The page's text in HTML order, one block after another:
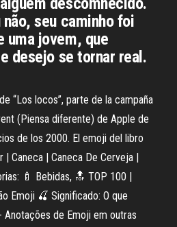
seu caminho foi
uma jovem, que
desejo se tornar real.
“Los locos”, parte de la campaña
(Piensa diferente) de Apple de
de los 2000. El emoji del libro
Caneca | Caneca De Cerveja |
🍼 Bebidas, 🔝 TOP 100 |
Emoji 🍒 Significado: O que
Anotações de Emoji em outras